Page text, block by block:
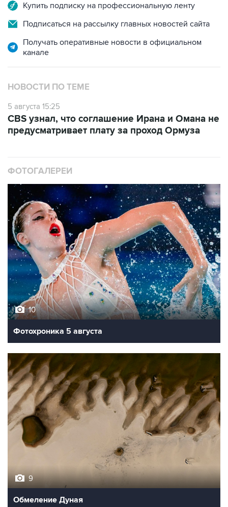
Купить подписку на профессиональную ленту
Подписаться на рассылку главных новостей сайта
Получать оперативные новости в официальном
канале
НОВОСТИ ПО ТЕМЕ
5 августа 15:25
CBS узнал, что соглашение Ирана и Омана не
предусматривает плату за проход Ормуза
ФОТОГАЛЕРЕИ
10
Фотохроника 5 августа
9
Обмеление Дуная